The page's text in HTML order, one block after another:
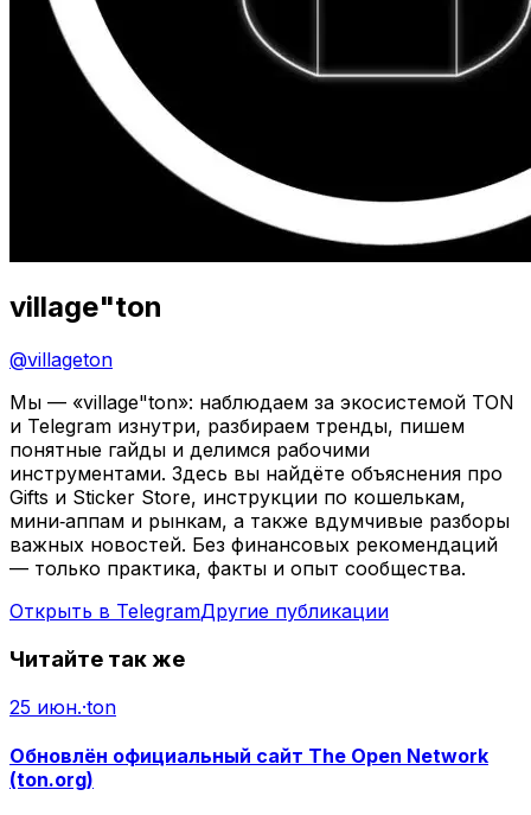
village"ton
@villageton
Мы — «village"ton»: наблюдаем за экосистемой TON
и Telegram изнутри, разбираем тренды, пишем
понятные гайды и делимся рабочими
инструментами. Здесь вы найдёте объяснения про
Gifts и Sticker Store, инструкции по кошелькам,
мини‑аппам и рынкам, а также вдумчивые разборы
важных новостей. Без финансовых рекомендаций
— только практика, факты и опыт сообщества.
Открыть в TelegramДругие публикации
Читайте так же
25 июн.·ton
Обновлён официальный сайт The Open Network
(ton.org)